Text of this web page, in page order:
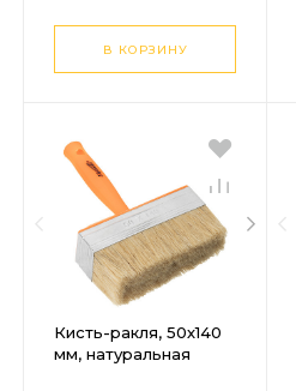
В КОРЗИНУ
Кисть-ракля, 50х140
мм, натуральная